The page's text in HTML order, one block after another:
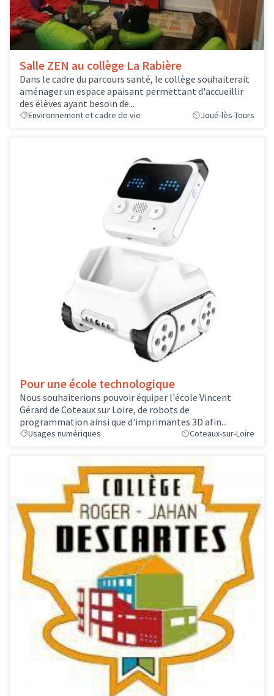
Salle ZEN au collège La Rabière
Dans le cadre du parcours santé, le collège souhaiterait
aménager un espace apaisant permettant d'accueillir
des élèves ayant besoin de...
Environnement et cadre de vie Joué-lès-Tours
Pour une école technologique
Nous souhaiterions pouvoir équiper l'école Vincent
Gérard de Coteaux sur Loire, de robots de
programmation ainsi que d'imprimantes 3D afin...
Usages numériques Coteaux-sur-Loire